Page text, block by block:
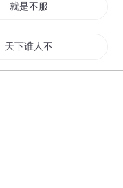
就是不服
天下谁人不服君